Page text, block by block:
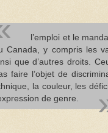
l’emploi et le
Canada, y compris les
que d’autres droits.
faire l’objet de
la couleur, les
de genre.